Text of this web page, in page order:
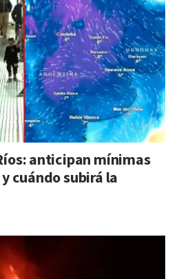
anticipan mínimas
cuándo subirá la